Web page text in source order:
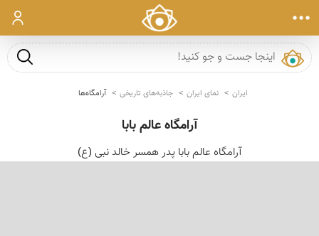
ورود
جست و
ایران نمای ایران جاذبه‌های تاریخی آرامگاه‌ها
آرامگاه عالم بابا
آرامگاه عالم بابا پدر همسر خالد نبی (ع)